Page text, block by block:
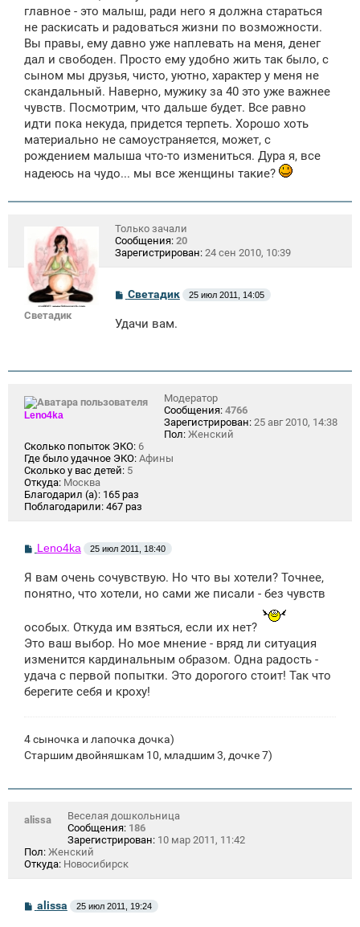
щ
н
и
главное - это малыш, ради него я должна стараться
не раскисать и радоваться жизни по возможности.
Вы правы, ему давно уже наплевать на меня, денег
дал и свободен. Просто ему удобно жить так было, с
сыном мы друзья, чисто, уютно, характер у меня не
скандальный. Наверно, мужику за 40 это уже важнее
чувств. Посмотрим, что дальше будет. Все равно
идти пока некуда, придется терпеть. Хорошо хоть
материально не самоустраняется, может, с
рождением малыша что-то измениться. Дура я, все
надеюсь на чудо... мы все женщины такие?
Светадик
Только зачали
Сообщения: 20
Зарегистрирован: 24 сен 2010, 10:39
С
б
и
Светадик 25 июл 2011, 14:05
Удачи вам.
Leno4ka
Модератор
Сообщения: 4766
Зарегистрирован: 25 авг 2010, 14:38
Пол: Женский
Сколько попыток ЭКО: 6
Где было удачное ЭКО: Афины
Сколько у вас детей: 5
Откуда: Москва
Благодарил (а): 165 раз
Поблагодарили: 467 раз
С
б
щ
и
Leno4ka 25 июл 2011, 18:40
Я вам очень сочувствую. Но что вы хотели? Точнее,
понятно, что хотели, но сами же писали - без чувств
особых. Откуда им взяться, если их нет?
Это ваш выбор. Но мое мнение - вряд ли ситуация
изменится кардинальным образом. Одна радость -
удача с первой попытки. Это дорогого стоит! Так что
берегите себя и кроху!
4 сыночка и лапочка дочка)
Старшим двойняшкам 10, младшим 3, дочке 7)
alissa
Веселая дошкольница
Сообщения: 186
Зарегистрирован: 10 мар 2011, 11:42
Пол: Женский
Откуда: Новосибирск
Сalissa 25 июл 2011, 19:24